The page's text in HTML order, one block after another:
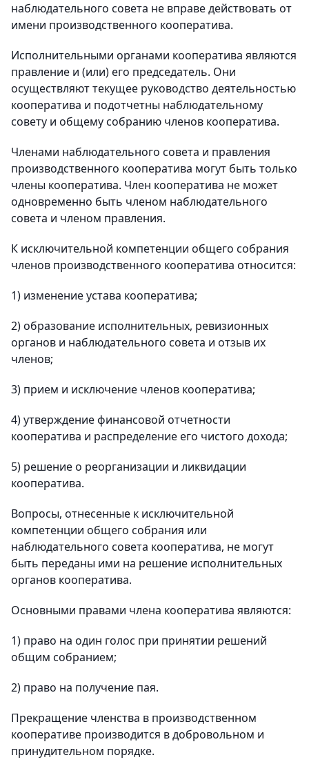
наблюдательного совета не вправе действовать от
имени производственного кооператива.
Исполнительными органами кооператива являются
правление и (или) его председатель. Они
осуществляют текущее руководство деятельностью
кооператива и подотчетны наблюдательному
совету и общему собранию членов кооператива.
Членами наблюдательного совета и правления
производственного кооператива могут быть только
члены кооператива. Член кооператива не может
одновременно быть членом наблюдательного
совета и членом правления.
К исключительной компетенции общего собрания
членов производственного кооператива относится:
1) изменение устава кооператива;
2) образование исполнительных, ревизионных
органов и наблюдательного совета и отзыв их
членов;
3) прием и исключение членов кооператива;
4) утверждение финансовой отчетности
кооператива и распределение его чистого дохода;
5) решение о реорганизации и ликвидации
кооператива.
Вопросы, отнесенные к исключительной
компетенции общего собрания или
наблюдательного совета кооператива, не могут
быть переданы ими на решение исполнительных
органов кооператива.
Основными правами члена кооператива являются:
1) право на один голос при принятии решений
общим собранием;
2) право на получение пая.
Прекращение членства в производственном
кооперативе производится в добровольном и
принудительном порядке.